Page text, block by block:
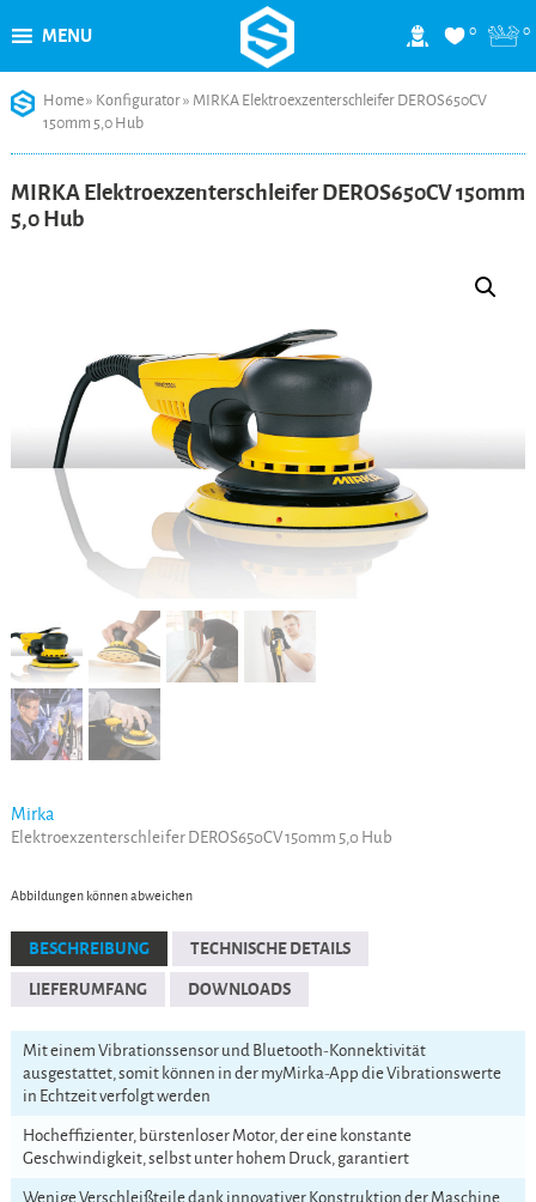
content
0 0
MENU
Home» Konfigurator» MIRKA Elektroexzenterschleifer DEROS650CV
150mm 5,0 Hub
MIRKA Elektroexzenterschleifer DEROS650CV 150mm
5,0 Hub
Mirka
Elektroexzenterschleifer DEROS650CV 150mm 5,0 Hub
Abbildungen können abweichen
BESCHREIBUNG TECHNISCHE DETAILS
LIEFERUMFANG DOWNLOADS
Mit einem Vibrationssensor und Bluetooth-Konnektivität
ausgestattet, somit können in der myMirka-App die Vibrationswerte
in Echtzeit verfolgt werden
Hocheffizienter, bürstenloser Motor, der eine konstante
Geschwindigkeit, selbst unter hohem Druck, garantiert
Wenige Verschleißteile dank innovativer Konstruktion der Maschine